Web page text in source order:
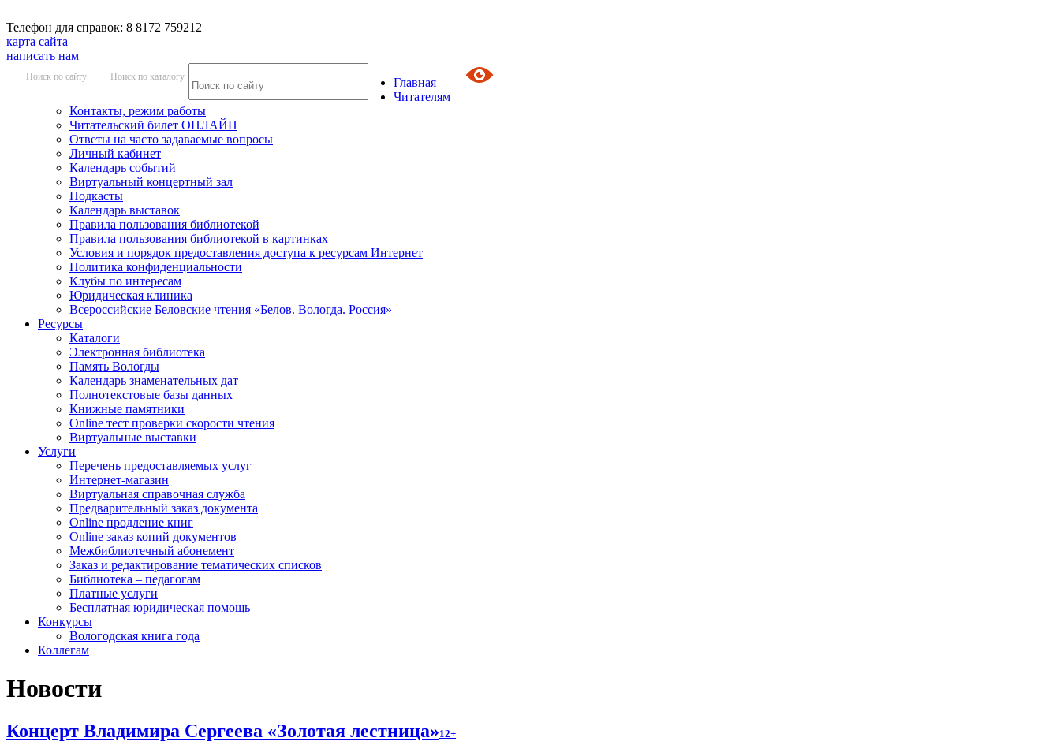
Телефон для справок: 8 8172 759212
карта сайта
написать нам
Поиск по сайту Поиск по каталогу
Главная
Читателям
Контакты, режим работы
Читательский билет ОНЛАЙН
Ответы на часто задаваемые вопросы
Личный кабинет
Календарь событий
Виртуальный концертный зал
Подкасты
Календарь выставок
Правила пользования библиотекой
Правила пользования библиотекой в картинках
Условия и порядок предоставления доступа к ресурсам Интернет
Политика конфиденциальности
Клубы по интересам
Юридическая клиника
Всероссийские Беловские чтения «Белов. Вологда. Россия»
Ресурсы
Каталоги
Электронная библиотека
Память Вологды
Календарь знаменательных дат
Полнотекстовые базы данных
Книжные памятники
Online тест проверки скорости чтения
Виртуальные выставки
Услуги
Перечень предоставляемых услуг
Интернет-магазин
Виртуальная справочная служба
Предварительный заказ документа
Online продление книг
Online заказ копий документов
Межбиблиотечный абонемент
Заказ и редактирование тематических списков
Библиотека – педагогам
Платные услуги
Бесплатная юридическая помощь
Конкурсы
Вологодская книга года
Коллегам
Новости
Концерт Владимира Сергеева «Золотая лестница»12+